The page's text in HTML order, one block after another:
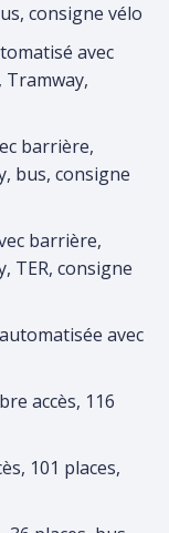
consigne vélo
avec
Tramway,
barrière,
bus, consigne
barrière,
TER, consigne
avec
accès, 116
101 places,